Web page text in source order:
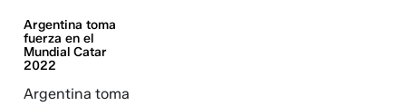
Argentina toma
fuerza en el
Mundial Catar
2022
Argentina toma